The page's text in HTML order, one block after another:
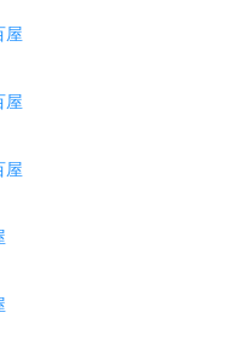
屋
屋
屋